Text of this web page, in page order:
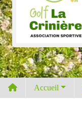
Accueil